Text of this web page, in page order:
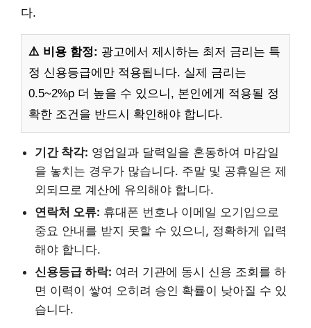
다.
⚠️ 비용 함정: 광고에서 제시하는 최저 금리는 특
정 신용등급에만 적용됩니다. 실제 금리는
0.5~2%p 더 높을 수 있으니, 본인에게 적용될 정
확한 조건을 반드시 확인해야 합니다.
기간 착각: 영업일과 달력일을 혼동하여 마감일
을 놓치는 경우가 많습니다. 주말 및 공휴일은 제
외되므로 계산에 유의해야 합니다.
연락처 오류: 휴대폰 번호나 이메일 오기입으로
중요 안내를 받지 못할 수 있으니, 정확하게 입력
해야 합니다.
신용등급 하락: 여러 기관에 동시 신용 조회를 하
면 이력이 쌓여 오히려 승인 확률이 낮아질 수 있
습니다.